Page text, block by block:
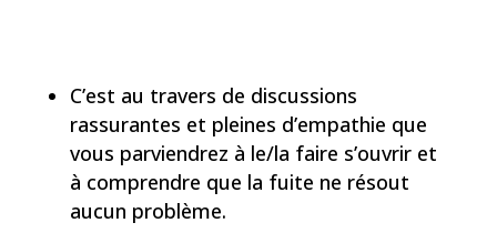
C’est au travers de discussions
rassurantes et pleines d’empathie que
vous parviendrez à le/la faire s’ouvrir et
à comprendre que la fuite ne résout
aucun problème.